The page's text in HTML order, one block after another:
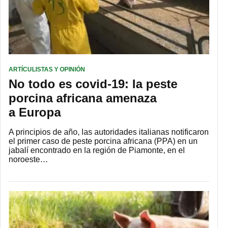
ARTÍCULISTAS Y OPINIÓN
No todo es covid-19: la peste
porcina africana amenaza
a Europa
A principios de año, las autoridades italianas notificaron
el primer caso de peste porcina africana (PPA) en un
jabalí encontrado en la región de Piamonte, en el
noroeste…